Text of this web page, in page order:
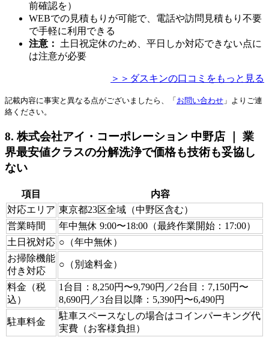
前確認を）
WEBでの見積もりが可能で、電話や訪問見積もり不要
で手軽に利用できる
注意：
土日祝定休のため、平日しか対応できない点に
は注意が必要
＞＞ダスキンの口コミをもっと見る
記載内容に事実と異なる点がございましたら、「 お問い合わせ 」よりご連
絡ください。
8. 株式会社アイ・コーポレーション 中野店 ｜ 業
界最安値クラスの分解洗浄で価格も技術も妥協し
ない
項目
内容
対応エリア 東京都23区全域（中野区含む）
営業時間
年中無休 9:00〜18:00（最終作業開始：17:00）
土日祝対応 ○（年中無休）
お掃除機能
付き対応
○（別途料金）
料金（税
込）
1台目：8,250円〜9,790円／2台目：7,150円〜
8,690円／3台目以降：5,390円〜6,490円
駐車料金
駐車スペースなしの場合はコインパーキング代
実費（お客様負担）